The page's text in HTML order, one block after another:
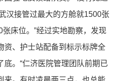
汉接管过最大的方舱就1500张
床位。”经过实地勘察，发现
资、护士站配备到标示标牌全
。“仁济医院管理团队前期已